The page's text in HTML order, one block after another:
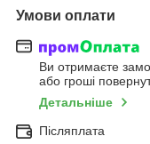
Умови оплати
Ви отримаєте
або гроші
Детальніше
Післяплата